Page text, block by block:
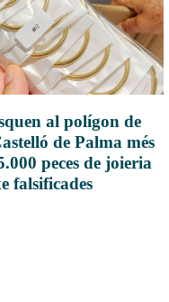
al polígon de
de Palma més
peces de joieria
falsificades